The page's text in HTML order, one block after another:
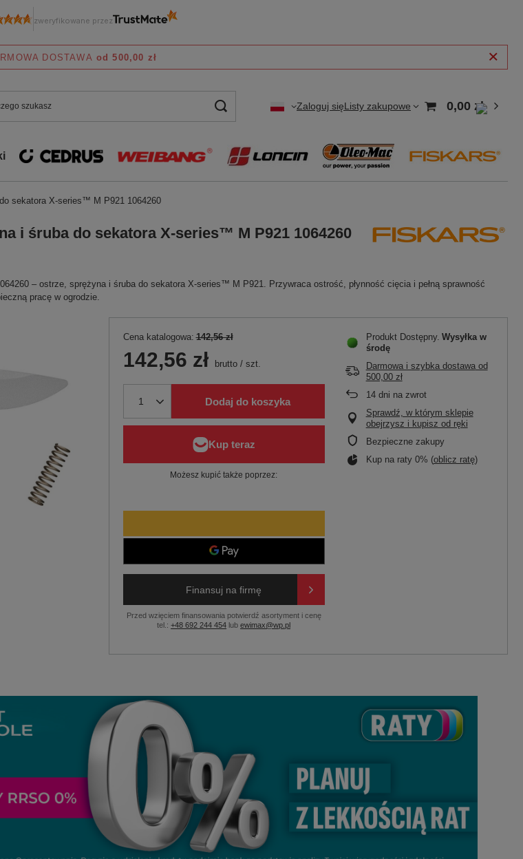
DOSTAWA od 500,00 zł
Zaloguj sięListy zakupowe 0,00 zł
sekatora X-series™ M P921 1064260
i śruba do sekatora X-series™ M P921 1064260
– ostrze, sprężyna i śruba do sekatora X-series™ M P921. Przywraca ostrość, płynność cięcia i pełną sprawność
pracę w ogrodzie.
Cena katalogowa: 142,56 zł
142,56 zł brutto/ szt.
Dodaj do koszyka
Możesz kupić także poprzez:
Finansuj na firmę
Przed wzięciem finansowania potwierdź asortyment i cenę
tel.:+48 692 244 454 lubewimax@wp.pl
Produkt Dostępny Wysyłka w
środę
Darmowa i szybka dostawaod
500,00 zł
14dni na zwrot
Sprawdź, w którym sklepie
obejrzysz i kupisz od ręki
Bezpieczne zakupy
Kup na raty 0% (oblicz ratę)
zweryfikowane przez